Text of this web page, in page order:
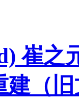
崔之
建（